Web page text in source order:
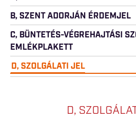
B, SZENT ADORJÁN ÉRDEMJEL
C, BÜNTETÉS-VÉGREHAJTÁSI
EMLÉKPLAKETT
D, SZOLGÁLATI JEL
D,